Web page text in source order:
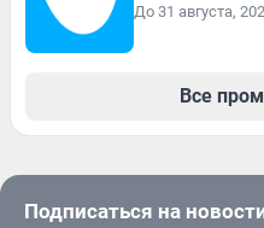
До 31 августа,
Все
Подписаться на